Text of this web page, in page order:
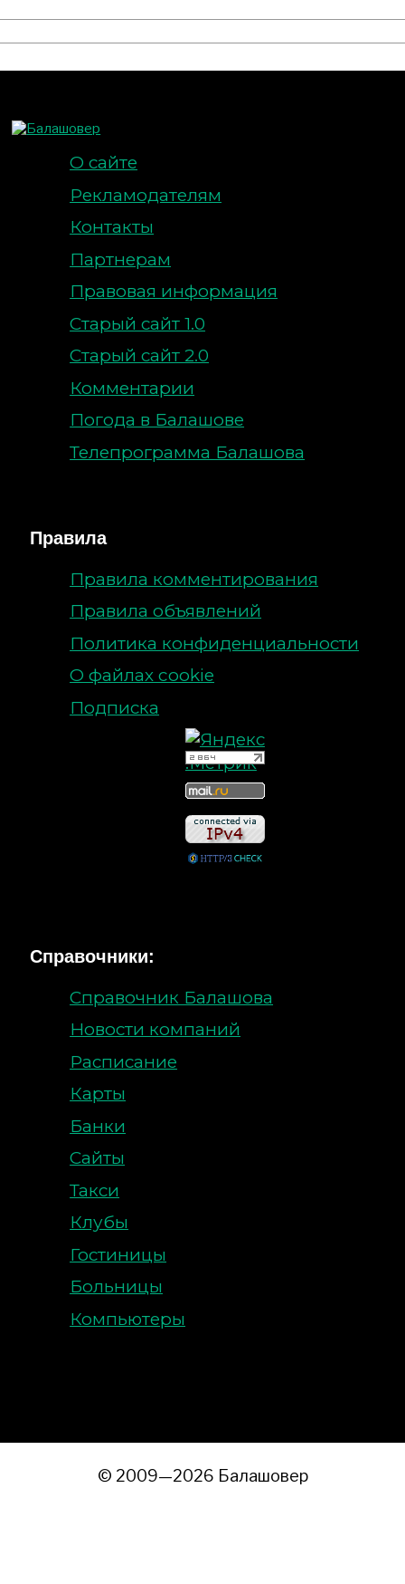
О сайте
Рекламодателям
Контакты
Партнерам
Правовая информация
Старый сайт 1.0
Старый сайт 2.0
Комментарии
Погода в Балашове
Телепрограмма Балашова
Правила
Правила комментирования
Правила объявлений
Политика конфиденциальности
О файлах cookie
Подписка
Справочники:
Справочник Балашова
Новости компаний
Расписание
Карты
Банки
Сайты
Такси
Клубы
Гостиницы
Больницы
Компьютеры
© 2009—2026 Балашовер